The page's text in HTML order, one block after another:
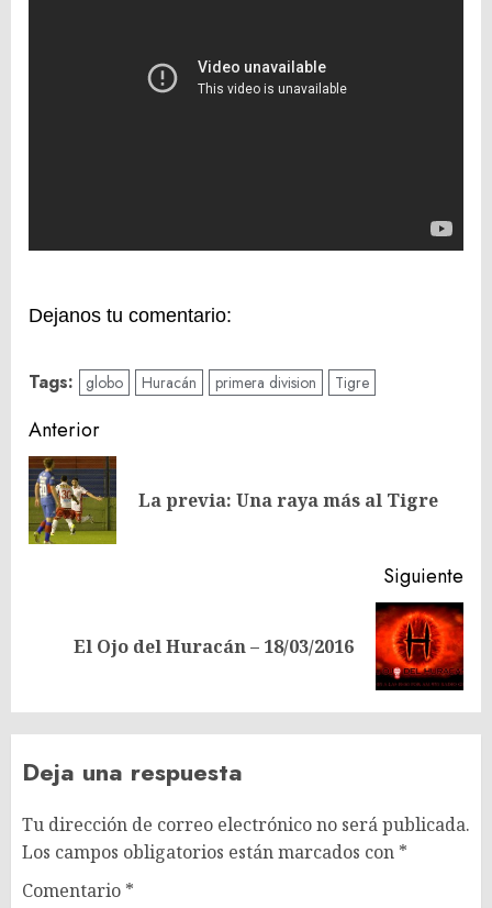
Dejanos tu comentario:
Tags: globo Huracán primera division Tigre
Navegación
de
entradas
Anterior
La previa: Una raya más al Tigre
Siguiente
Siguiente
El Ojo del Huracán – 18/03/2016
Deja una respuesta
Tu dirección de correo electrónico no será publicada.
Los campos obligatorios están marcados con *
Comentario *